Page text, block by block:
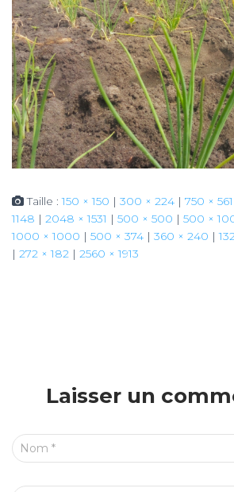
Taille :150 × 150 | 300 × 224 | 750 × 561
1148 | 2048 × 1531 | 500 × 500 | 500 ×
1000 × 1000 | 500 × 374 | 360 × 240 |
| 272 × 182 | 2560 × 1913
Laisser un
Nom *